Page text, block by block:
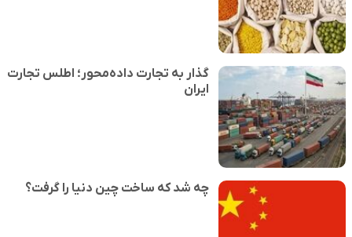
گذار به تجارت داده‌محور؛ اطلس تجارت
ایران
چه شد که ساخت چین دنیا را گرفت؟